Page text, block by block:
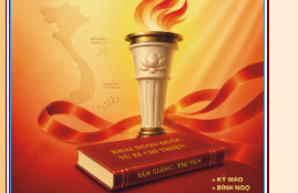
PGHH NHIỆM KỲ VI (2024-
2029) CHO TRỊ SỰ VIÊN
TRUNG ƯƠNG, BAN ĐẠI
DIỆN TỈNH VÀ GIÁO LÝ
VIÊN - CHUYÊN ĐỀ: SỰ RA
ĐỜI, BẢN CHẤT, CHỨC
NĂNG VÀ HÌNH THỨC CỦA
NƯỚC CHXHCN VIỆT NAM